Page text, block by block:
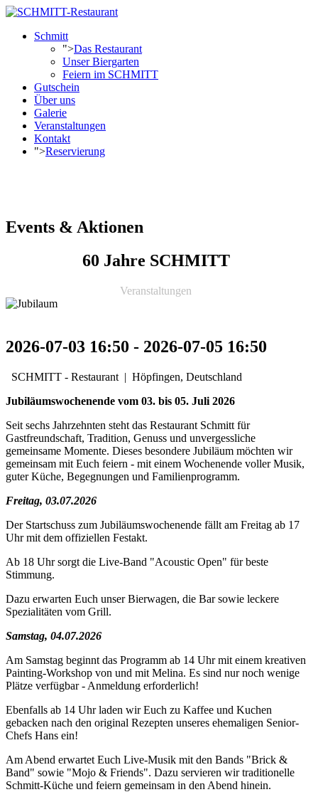
Schmitt
">Das Restaurant
Unser Biergarten
Feiern im SCHMITT
Gutschein
Über uns
Galerie
Veranstaltungen
Kontakt
">Reservierung
Events & Aktionen
60 Jahre SCHMITT
Veranstaltungen
2026-07-03 16:50 - 2026-07-05 16:50
SCHMITT - Restaurant | Höpfingen, Deutschland
Jubiläumswochenende vom 03. bis 05. Juli 2026
Seit sechs Jahrzehnten steht das Restaurant Schmitt für
Gastfreundschaft, Tradition, Genuss und unvergessliche
gemeinsame Momente. Dieses besondere Jubiläum möchten wir
gemeinsam mit Euch feiern - mit einem Wochenende voller Musik,
guter Küche, Begegnungen und Familienprogramm.
Freitag, 03.07.2026
Der Startschuss zum Jubiläumswochenende fällt am Freitag ab 17
Uhr mit dem offiziellen Festakt.
Ab 18 Uhr sorgt die Live-Band "Acoustic Open" für beste
Stimmung.
Dazu erwarten Euch unser Bierwagen, die Bar sowie leckere
Spezialitäten vom Grill.
Samstag, 04.07.2026
Am Samstag beginnt das Programm ab 14 Uhr mit einem kreativen
Painting-Workshop von und mit Melina. Es sind nur noch wenige
Plätze verfügbar - Anmeldung erforderlich!
Ebenfalls ab 14 Uhr laden wir Euch zu Kaffee und Kuchen
gebacken nach den original Rezepten unseres ehemaligen Senior-
Chefs Hans ein!
Am Abend erwartet Euch Live-Musik mit den Bands "Brick &
Band" sowie "Mojo & Friends". Dazu servieren wir traditionelle
Schmitt-Küche und feiern gemeinsam in den Abend hinein.